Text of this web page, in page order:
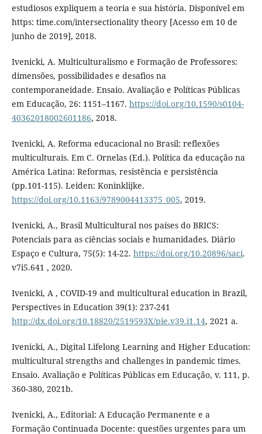
estudiosos expliquem a teoria e sua história. Disponível em
https: time.com/intersectionality theory [Acesso em 10 de
junho de 2019], 2018.
Ivenicki, A. Multiculturalismo e Formação de Professores:
dimensões, possibilidades e desafios na
contemporaneidade. Ensaio. Avaliação e Políticas Públicas
em Educação, 26: 1151–1167. https://doi.org/10.1590/s0104-
40362018002601186, 2018.
Ivenicki, A. Reforma educacional no Brasil: reflexões
multiculturais. Em C. Ornelas (Ed.). Política da educação na
América Latina: Reformas, resistência e persistência
(pp.101-115). Leiden: Koninklijke.
https://doi.org/10.1163/9789004413375_005, 2019.
Ivenicki, A., Brasil Multicultural nos países do BRICS:
Potenciais para as ciências sociais e humanidades. Diário
Espaço e Cultura, 75(5): 14-22. https://doi.org/10.20896/saci.
v7i5.641 , 2020.
Ivenicki, A , COVID-19 and multicultural education in Brazil,
Perspectives in Education 39(1): 237-241
http://dx.doi.org/10.18820/2519593X/pie.v39.i1.14, 2021 a.
Ivenicki, A., Digital Lifelong Learning and Higher Education:
multicultural strengths and challenges in pandemic times.
Ensaio. Avaliação e Políticas Públicas em Educação, v. 111, p.
360-380, 2021b.
Ivenicki, A., Editorial: A Educação Permanente e a
Formação Continuada Docente: questões urgentes para um